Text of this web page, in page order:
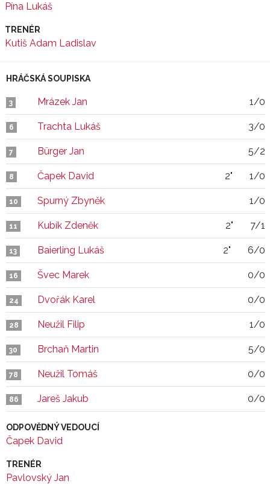
Pína Lukáš
TRENÉR
Kutiš Adam Ladislav
HRÁČSKÁ SOUPISKA
3 Mrázek Jan 1/0
6 Trachta Lukáš 3/0
7 Bürger Jan 5/2
8 Čapek David 2" 1/0
10 Spurný Zbyněk 1/0
11 Kubík Zdeněk 2" 7/1
13 Baierling Lukáš 2" 6/0
16 Švec Marek 0/0
24 Dvořák Karel 0/0
28 Neužil Filip 1/0
30 Brchaň Martin 5/0
78 Neužil Tomáš 0/0
86 Jareš Jakub 0/0
ODPOVĚDNÝ VEDOUCÍ
Čapek David
TRENÉR
Pavlovský Jan